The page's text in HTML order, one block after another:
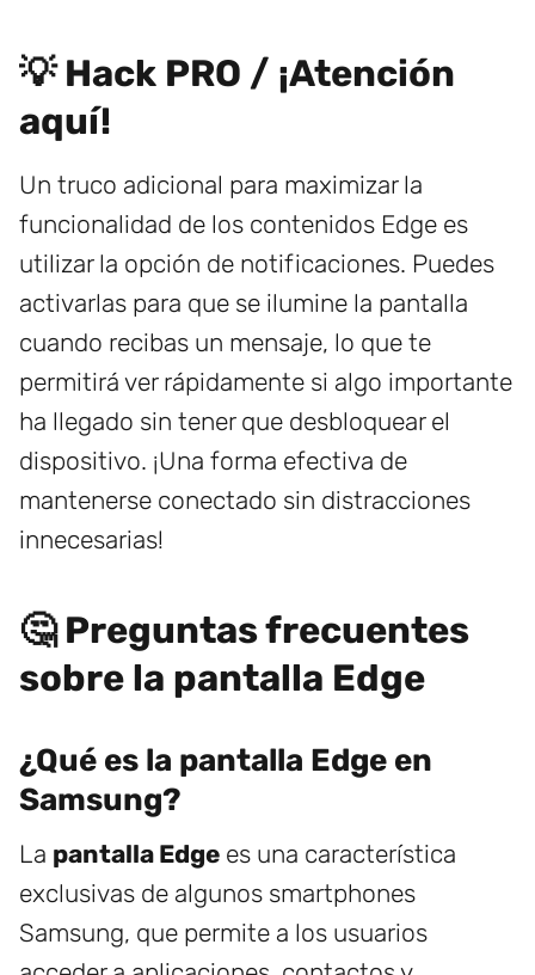
💡 Hack PRO / ¡Atención
aquí!
Un truco adicional para maximizar la
funcionalidad de los contenidos Edge es
utilizar la opción de notificaciones. Puedes
activarlas para que se ilumine la pantalla
cuando recibas un mensaje, lo que te
permitirá ver rápidamente si algo importante
ha llegado sin tener que desbloquear el
dispositivo. ¡Una forma efectiva de
mantenerse conectado sin distracciones
innecesarias!
🤔 Preguntas frecuentes
sobre la pantalla Edge
¿Qué es la pantalla Edge en
Samsung?
La pantalla Edge es una característica
exclusivas de algunos smartphones
Samsung, que permite a los usuarios